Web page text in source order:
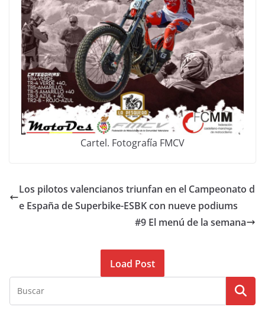
Cartel. Fotografía FMCV
Los pilotos valencianos triunfan en el Campeonato d
e España de Superbike-ESBK con nueve podiums
#9 El menú de la semana
Load Post